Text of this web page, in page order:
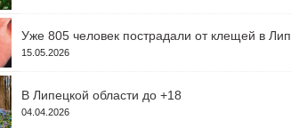
Уже 805 человек пострадали от клещей в
15.05.2026
В Липецкой области до +18
04.04.2026